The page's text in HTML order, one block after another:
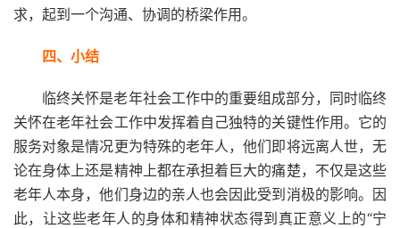
求，起到一个沟通、协调的桥梁作用。
四、小结
临终关怀是老年社会工作中的重要组成部分，同时临终
关怀在老年社会工作中发挥着自己独特的关键性作用。它的
服务对象是情况更为特殊的老年人，他们即将远离人世，无
论在身体上还是精神上都在承担着巨大的痛楚，不仅是这些
老年人本身，他们身边的亲人也会因此受到消极的影响。因
此，让这些老年人的身体和精神状态得到真正意义上的“宁